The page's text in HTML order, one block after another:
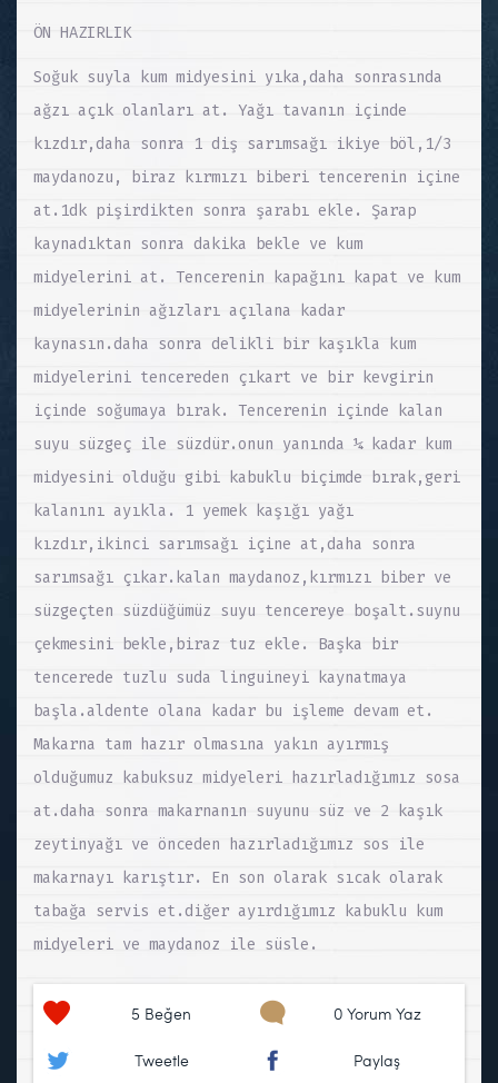
ÖN HAZIRLIK
Soğuk suyla kum midyesini yıka,daha sonrasında
ağzı açık olanları at. Yağı tavanın içinde
kızdır,daha sonra 1 diş sarımsağı ikiye böl,1/3
maydanozu, biraz kırmızı biberi tencerenin içine
at.1dk pişirdikten sonra şarabı ekle. Şarap
kaynadıktan sonra dakika bekle ve kum
midyelerini at. Tencerenin kapağını kapat ve kum
midyelerinin ağızları açılana kadar
kaynasın.daha sonra delikli bir kaşıkla kum
midyelerini tencereden çıkart ve bir kevgirin
içinde soğumaya bırak. Tencerenin içinde kalan
suyu süzgeç ile süzdür.onun yanında ¼ kadar kum
midyesini olduğu gibi kabuklu biçimde bırak,geri
kalanını ayıkla. 1 yemek kaşığı yağı
kızdır,ikinci sarımsağı içine at,daha sonra
sarımsağı çıkar.kalan maydanoz,kırmızı biber ve
süzgeçten süzdüğümüz suyu tencereye boşalt.suynu
çekmesini bekle,biraz tuz ekle. Başka bir
tencerede tuzlu suda linguineyi kaynatmaya
başla.aldente olana kadar bu işleme devam et.
Makarna tam hazır olmasına yakın ayırmış
olduğumuz kabuksuz midyeleri hazırladığımız sosa
at.daha sonra makarnanın suyunu süz ve 2 kaşık
zeytinyağı ve önceden hazırladığımız sos ile
makarnayı karıştır. En son olarak sıcak olarak
tabağa servis et.diğer ayırdığımız kabuklu kum
midyeleri ve maydanoz ile süsle.
5 Beğen 0 Yorum Yaz
Tweetle Paylaş